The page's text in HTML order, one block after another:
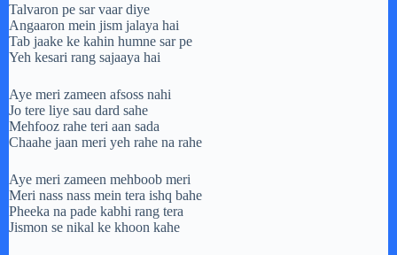
Talvaron pe sar vaar diye
Angaaron mein jism jalaya hai
Tab jaake ke kahin humne sar pe
Yeh kesari rang sajaaya hai
Aye meri zameen afsoss nahi
Jo tere liye sau dard sahe
Mehfooz rahe teri aan sada
Chaahe jaan meri yeh rahe na rahe
Aye meri zameen mehboob meri
Meri nass nass mein tera ishq bahe
Pheeka na pade kabhi rang tera
Jismon se nikal ke khoon kahe